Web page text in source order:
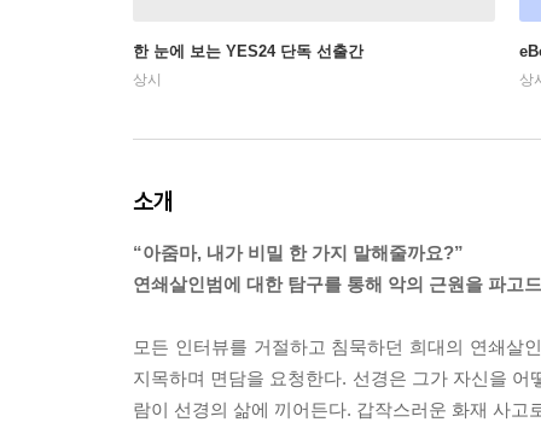
한 눈에 보는 YES24 단독 선출간
상시 상
소개
“아줌마, 내가 비밀 한 가지 말해줄까요?”
연쇄살인범에 대한 탐구를 통해 악의 근원을 파고
모든 인터뷰를 거절하고 침묵하던 희대의 연쇄살
지목하며 면담을 요청한다. 선경은 그가 자신을
람이 선경의 삶에 끼어든다. 갑작스러운 화재 사